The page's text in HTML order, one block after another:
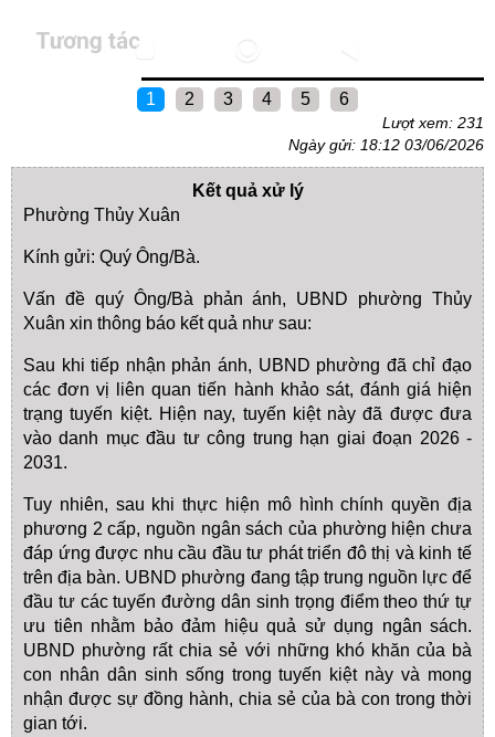
1 2 3 4 5 6
Lượt xem: 231
Ngày gửi: 18:12 03/06/2026
Kết quả xử lý
Phường Thủy Xuân
Kính gửi: Quý Ông/Bà.
Vấn đề quý Ông/Bà phản ánh, UBND phường Thủy
Xuân xin thông báo kết quả như sau:
Sau khi tiếp nhận phản ánh, UBND phường đã chỉ đạo
các đơn vị liên quan tiến hành khảo sát, đánh giá hiện
trạng tuyến kiệt. Hiện nay, tuyến kiệt này đã được đưa
vào danh mục đầu tư công trung hạn giai đoạn 2026 -
2031.
Tuy nhiên, sau khi thực hiện mô hình chính quyền địa
phương 2 cấp, nguồn ngân sách của phường hiện chưa
đáp ứng được nhu cầu đầu tư phát triển đô thị và kinh tế
trên địa bàn. UBND phường đang tập trung nguồn lực để
đầu tư các tuyến đường dân sinh trọng điểm theo thứ tự
ưu tiên nhằm bảo đảm hiệu quả sử dụng ngân sách.
UBND phường rất chia sẻ với những khó khăn của bà
con nhân dân sinh sống trong tuyến kiệt này và mong
nhận được sự đồng hành, chia sẻ của bà con trong thời
gian tới.